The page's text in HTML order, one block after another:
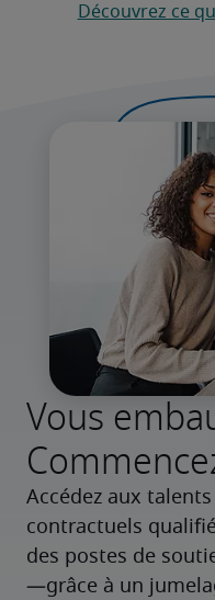
Découvrez ce
Vous
Accédez aux
contractuels
des postes de
—grâce à un